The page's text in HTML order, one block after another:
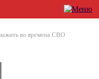
во времена СВО